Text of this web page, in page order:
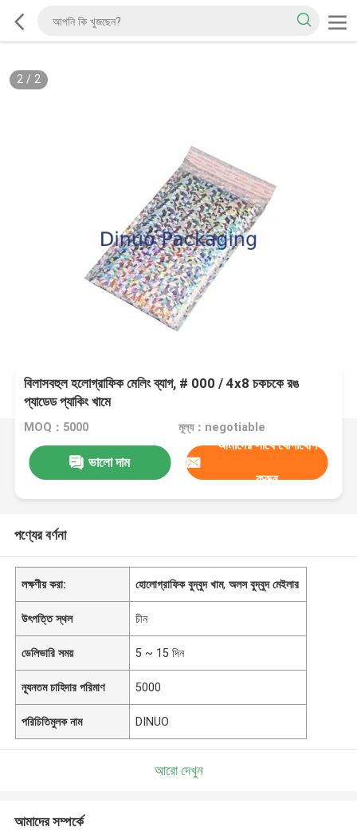
2/ 2
বিলাসবহুল হলোগ্রাফিক মেলিং ব্যাগ, # 000 / 4x8 চকচকে রঙ
প্যাডেড প্যাকিং খামে
MOQ：5000 মূল্য：negotiable
ভালো দাম
আমাদের সাথে যোগাযোগ
করুন
পণ্যের বর্ণনা
লক্ষণীয় করা: হোলোগ্রাফিক বুদ্বুদ খাম,অলস বুদ্বুদ মেইলার
উৎপত্তি স্থল চীন
ডেলিভারি সময় 5 ~ 15 দিন
ন্যূনতম চাহিদার পরিমাণ 5000
পরিচিতিমুলক নাম DINUO
আরো দেখুন
আমাদের সম্পর্কে